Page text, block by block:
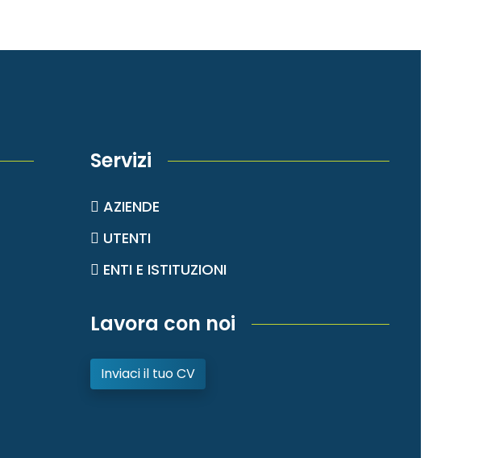
Servizi
AZIENDE
UTENTI
ENTI E ISTITUZIONI
Lavora con noi
Inviaci il tuo CV